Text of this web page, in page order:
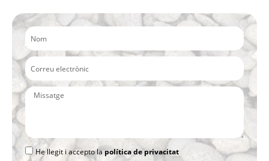
He llegit i accepto lapolítica de privacitat